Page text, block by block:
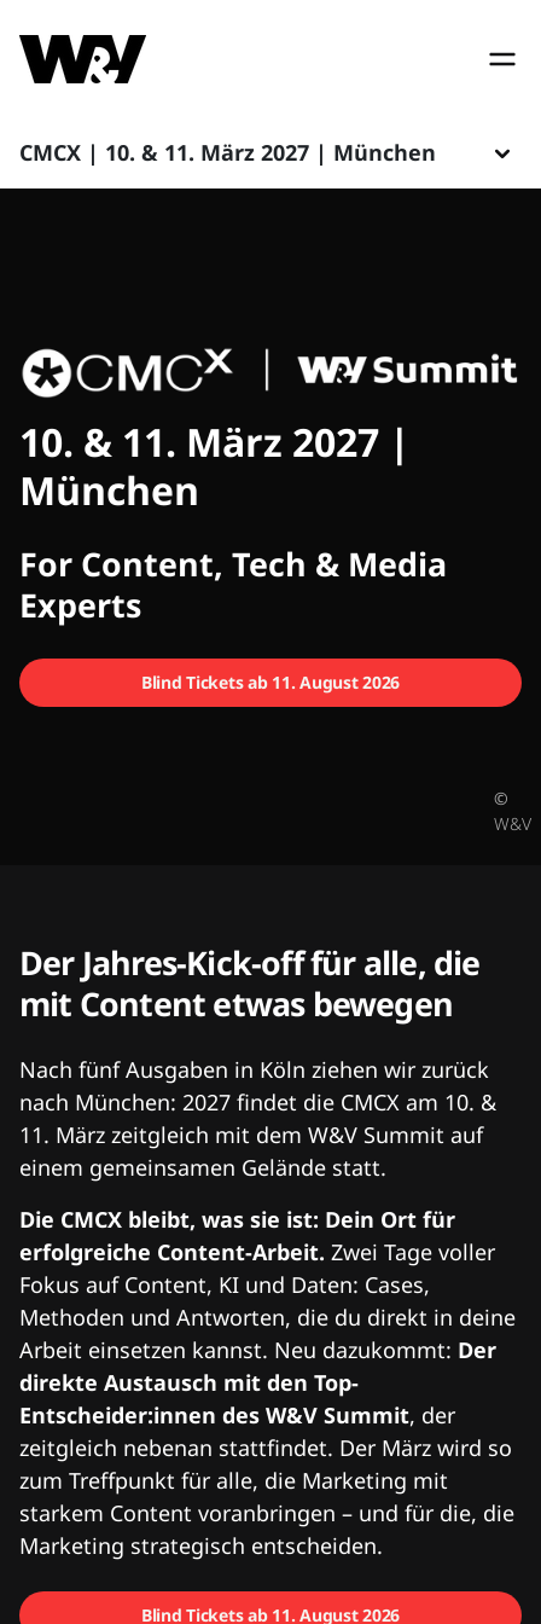
CMCX | 10. & 11. März 2027 | München
CMCX
10. & 11. März 2027 |
München
For Content, Tech & Media
Experts
Blind Tickets ab 11. August 2026
©
W&V
Der Jahres-Kick-off für alle, die
mit Content etwas bewegen
Nach fünf Ausgaben in Köln ziehen wir zurück
nach München: 2027 findet die CMCX am 10. &
11. März zeitgleich mit dem W&V Summit auf
einem gemeinsamen Gelände statt.
Die CMCX bleibt, was sie ist: Dein Ort für
erfolgreiche Content-Arbeit. Zwei Tage voller
Fokus auf Content, KI und Daten: Cases,
Methoden und Antworten, die du direkt in deine
Arbeit einsetzen kannst. Neu dazukommt: Der
direkte Austausch mit den Top-
Entscheider:innen des W&V Summit, der
zeitgleich nebenan stattfindet. Der März wird so
zum Treffpunkt für alle, die Marketing mit
starkem Content voranbringen – und für die, die
Marketing strategisch entscheiden.
Blind Tickets ab 11. August 2026